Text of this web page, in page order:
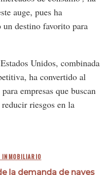
auge, pues ha
destino favorito para
Unidos, combinada
ha convertido al
empresas que buscan
riesgos en la
INMOBILIARIO
la demanda de naves